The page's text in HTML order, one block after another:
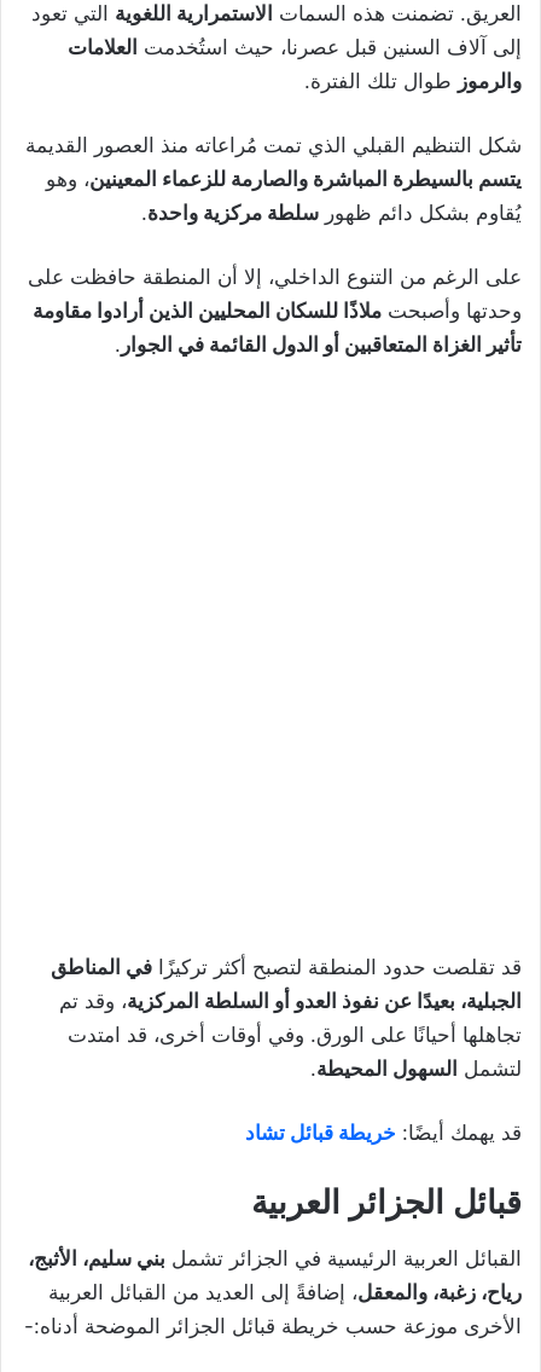
العريق. تضمنت هذه السمات الاستمرارية اللغوية التي تعود
إلى آلاف السنين قبل عصرنا، حيث استُخدمت العلامات
والرموز طوال تلك الفترة.
شكل التنظيم القبلي الذي تمت مُراعاته منذ العصور القديمة
يتسم بالسيطرة المباشرة والصارمة للزعماء المعينين، وهو
يُقاوم بشكل دائم ظهور سلطة مركزية واحدة.
على الرغم من التنوع الداخلي، إلا أن المنطقة حافظت على
وحدتها وأصبحت ملاذًا للسكان المحليين الذين أرادوا مقاومة
تأثير الغزاة المتعاقبين أو الدول القائمة في الجوار .
قد تقلصت حدود المنطقة لتصبح أكثر تركيزًا في المناطق
الجبلية، بعيدًا عن نفوذ العدو أو السلطة المركزية، وقد تم
تجاهلها أحيانًا على الورق. وفي أوقات أخرى، قد امتدت
لتشمل السهول المحيطة.
قد يهمك أيضًا: خريطة قبائل تشاد
قبائل الجزائر العربية
القبائل العربية الرئيسية في الجزائر تشمل بني سليم، الأثبج،
رياح، زغبة، والمعقل، إضافةً إلى العديد من القبائل العربية
الأخرى موزعة حسب خريطة قبائل الجزائر الموضحة أدناه:-